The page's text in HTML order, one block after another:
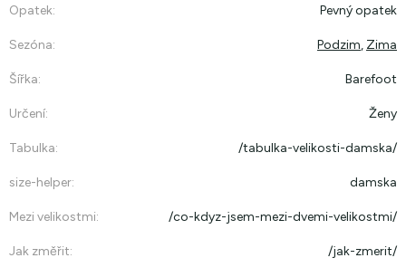
Opatek: Pevný opatek
Sezóna: Podzim, Zima
Šířka: Barefoot
Určení: Ženy
Tabulka: /tabulka-velikosti-damska/
size-helper: damska
Mezi velikostmi: /co-kdyz-jsem-mezi-dvemi-velikostmi/
Jak změřit: /jak-zmerit/